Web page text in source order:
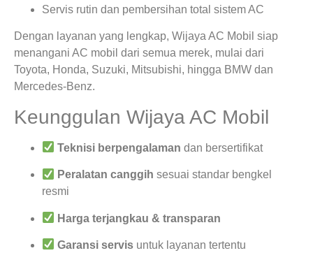
Servis rutin dan pembersihan total sistem AC
Dengan layanan yang lengkap, Wijaya AC Mobil siap
menangani AC mobil dari semua merek, mulai dari
Toyota, Honda, Suzuki, Mitsubishi, hingga BMW dan
Mercedes-Benz.
Keunggulan Wijaya AC Mobil
Teknisi berpengalaman dan bersertifikat
Peralatan canggih sesuai standar bengkel
resmi
Harga terjangkau & transparan
Garansi servis untuk layanan tertentu